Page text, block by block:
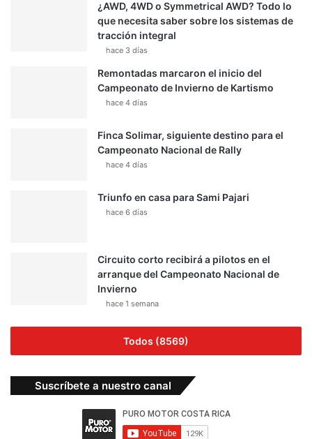
¿AWD, 4WD o Symmetrical AWD? Todo lo
que necesita saber sobre los sistemas de
tracción integral
hace 3 días
Remontadas marcaron el inicio del
Campeonato de Invierno de Kartismo
hace 4 días
Finca Solimar, siguiente destino para el
Campeonato Nacional de Rally
hace 4 días
Triunfo en casa para Sami Pajari
hace 6 días
Circuito corto recibirá a pilotos en el
arranque del Campeonato Nacional de
Invierno
hace 1 semana
Todos (8569)
Suscríbete a nuestro canal